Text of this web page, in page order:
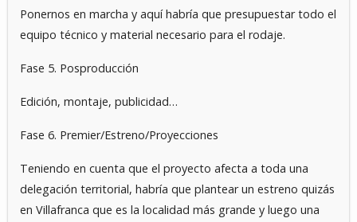
Ponernos en marcha y aquí habría que presupuestar todo el
equipo técnico y material necesario para el rodaje.
Fase 5. Posproducción
Edición, montaje, publicidad…
Fase 6. Premier/Estreno/Proyecciones
Teniendo en cuenta que el proyecto afecta a toda una
delegación territorial, habría que plantear un estreno quizás
en Villafranca que es la localidad más grande y luego una